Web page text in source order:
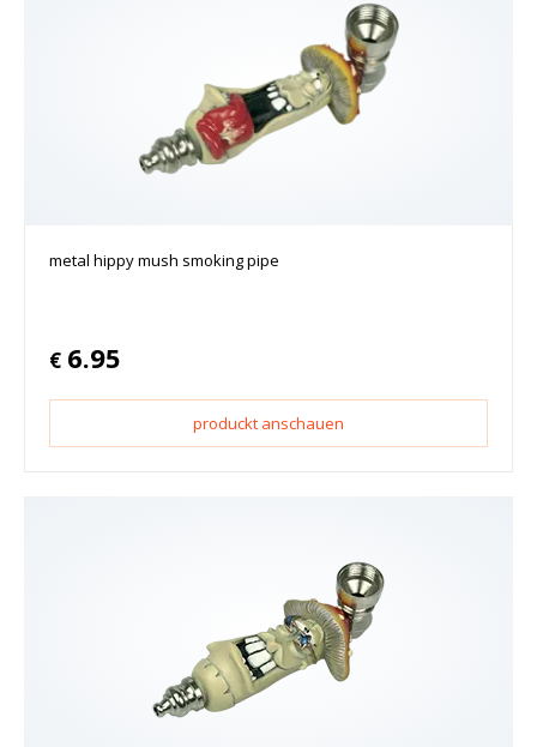
metal hippy mush smoking pipe
€ 6.95
produckt anschauen